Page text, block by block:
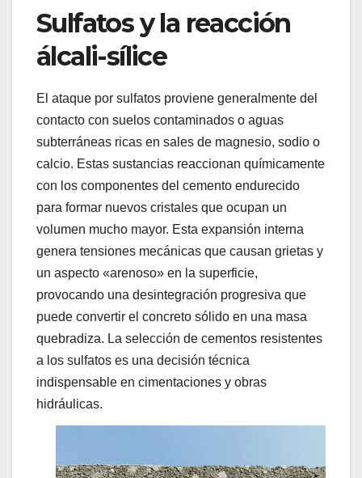
Sulfatos y la reacción
álcali-sílice
El ataque por sulfatos proviene generalmente del
contacto con suelos contaminados o aguas
subterráneas ricas en sales de magnesio, sodio o
calcio. Estas sustancias reaccionan químicamente
con los componentes del cemento endurecido
para formar nuevos cristales que ocupan un
volumen mucho mayor. Esta expansión interna
genera tensiones mecánicas que causan grietas y
un aspecto «arenoso» en la superficie,
provocando una desintegración progresiva que
puede convertir el concreto sólido en una masa
quebradiza. La selección de cementos resistentes
a los sulfatos es una decisión técnica
indispensable en cimentaciones y obras
hidráulicas.